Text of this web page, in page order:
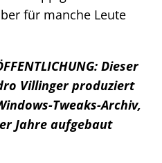
für manche Leute
Dieser
Villinger produziert
Tweaks-Archiv,
Jahre aufgebaut